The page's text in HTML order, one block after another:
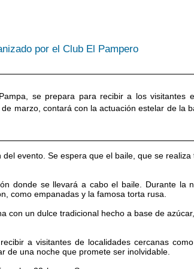
se prepara para recibir a los visitantes
marzo, contará con la actuación estelar de la
evento. Se espera que el baile, que se realiza
donde se llevará a cabo el baile. Durante la
como empanadas y la famosa torta rusa.
con un dulce tradicional hecho a base de
a visitantes de localidades cercanas
de una noche que promete ser inolvidable.